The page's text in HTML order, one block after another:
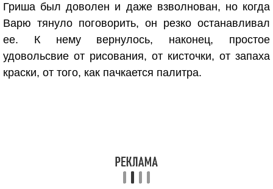
Гриша был доволен и даже взволнован, но когда
Варю тянуло поговорить, он резко останавливал
ее. К нему вернулось, наконец, простое
удовольсвие от рисования, от кисточки, от запаха
краски, от того, как пачкается палитра.